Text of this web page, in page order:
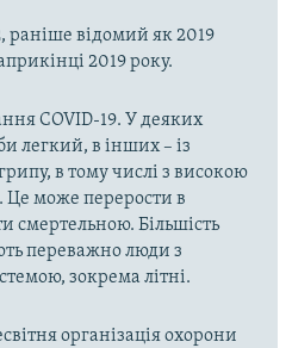
раніше відомий як 2019
2019 року.
COVID-19. У деяких
легкий, в інших – із
в тому числі з високою
може перерости в
смертельною. Більшість
переважно люди з
зокрема літні.
організація охорони